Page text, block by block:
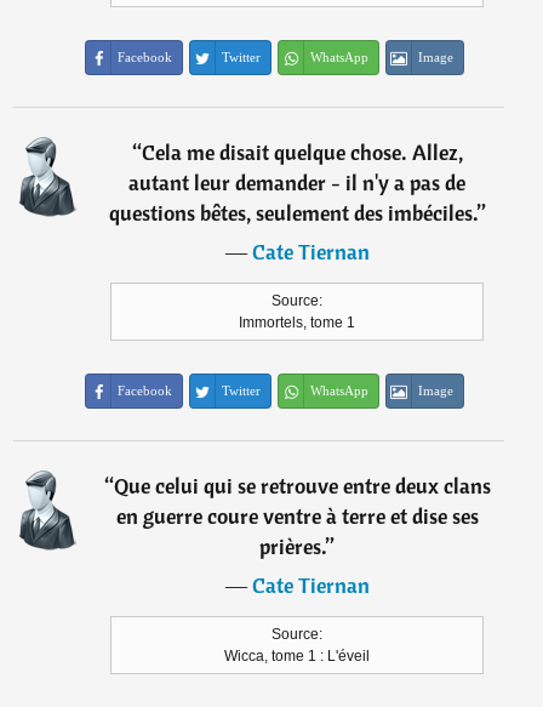
Facebook Twitter WhatsApp Image
“Cela me disait quelque chose. Allez,
autant leur demander - il n'y a pas de
questions bêtes, seulement des imbéciles.”
―Cate Tiernan
Source:
Immortels, tome 1
Facebook Twitter WhatsApp Image
“Que celui qui se retrouve entre deux clans
en guerre coure ventre à terre et dise ses
prières.”
―Cate Tiernan
Source:
Wicca, tome 1 : L'éveil